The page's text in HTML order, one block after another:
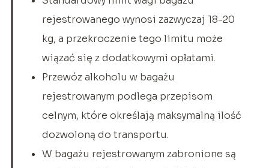
rejestrowanego wynosi zazwyczaj 18-20
kg, a przekroczenie tego limitu może
wiązać się z dodatkowymi opłatami.
Przewóz alkoholu w bagażu
rejestrowanym podlega przepisom
celnym, które określają maksymalną ilość
dozwoloną do transportu.
W bagażu rejestrowanym zabronione są